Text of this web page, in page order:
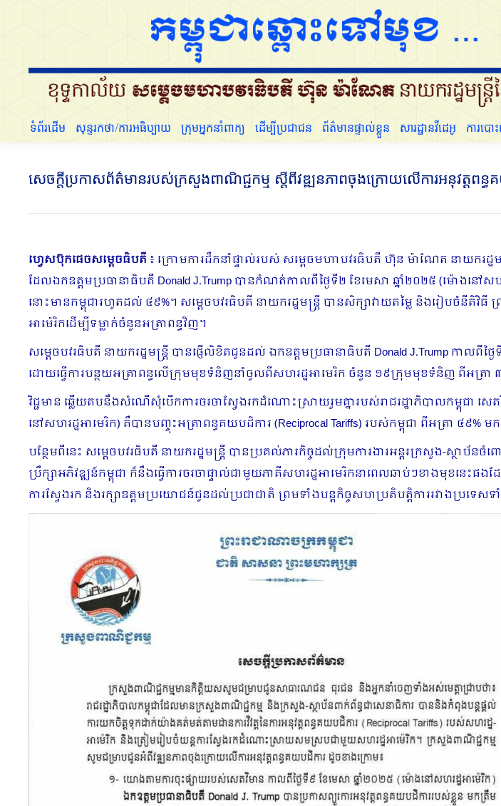
ទំព័រដើម សុន្ទរកថា/ការអធិប្បាយ ក្រុមអ្នកនាំពាក្យ ដើម្បីប្រជាជន ព័ត៌មានផ្ទាល់ខ្លួន សារដ្ឋានវីដេអូ ការបោះ
សេចក្តីប្រកាសព័ត៌មានរបស់ក្រសួងពាណិជ្ជកម្ម ស្ដីពីវឌ្ឍនភាពចុងក្រោយលើការអនុវត្តព
ហ្វេសប៊ុកផេចសម្ដេចធិបតី ៖ ក្រោមការដឹកនាំផ្ទាល់របស់ សម្តេចមហាបវរធិបតី ហ៊ុន ម៉ាណែត នាយករដ្ឋម
ដែលឯកឧត្តមប្រធានាធិបតី Donald J.​Trump បានកំណត់កាលពីថ្ងៃទី២ ខែមេសា ឆ្នាំ២០២៥ (ម៉ោងនៅសហ
នោះមានកម្ពុជារហូតដល់ ៤៩%​។ សម្តេចបវរធិបតី នាយករដ្ឋមន្ត្រី បានសិក្សាវាយតម្លៃ និងរៀបចំនីតិវិធី
អាម៉េរិកដេីម្បីទម្លាក់ចំនួនអត្រាពន្ធវិញ។
សម្តេចបវរធិបតី នាយករដ្ឋមន្ត្រី បានផ្ញេីលិខិតជូនដល់ ឯកឧត្តមប្រធានាធិបតី Donald J.​Trump កាលពីថ្ង
ដោយធ្វេីការបន្ថយអត្រាពន្ធលើក្រុមមុខទំនិញនាំចូលពីសហរដ្ឋអាមេរិក ចំនួន ១៩ក្រុមមុខទំនិញ ពីអត្រា
វិជ្ជមាន ឆ្លើយតបនឹងសំណើសុំបើកការចរចាស្វែងរកដំណោះស្រាយរួមគ្នារបស់រាជរដ្ឋាភិបាលកម្ពុជា ស
នៅសហរដ្ឋអាមេរិក) គឺបានបញ្ចុះអត្រាពន្ធគយបដិការ (Reciprocal Tariffs) របស់កម្ពុជា ពីអត្រា ៤៩% ម
បន្ថែមពីនេះ សម្តេចបវរធិបតី នាយករដ្ឋមន្ត្រី បានប្រគល់ភារកិច្ចដល់ក្រុមការងារអន្តរក្រសួង-ស្ថា
ប្រឹក្សាអភិវឌ្ឍន៍កម្ពុជា ក៏នឹងធ្វើការចរចាផ្ទាល់ជាមួយភាគីសហរដ្ឋអាមេរិកនាពេលឆាប់ៗខាងមុខនេះផង
ការស្វែងរក និងរក្សាឧត្តមប្រយោជន៍ជូនដល់ប្រជាជាតិ ព្រមទាំងបន្តកិច្ចសហប្រតិបត្តិការរវាងប្រទេសទ
សុន្ទរកថា/ការអធិប្បាយ ក្រុមអ្នកនាំពាក្យ ដើម្បីប្រជាជន ព័ត៌មានផ្ទាល់ខ្លួន